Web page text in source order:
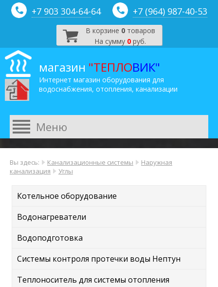
+7 903 304-64-64 +7 (964) 987-40-53
В корзине 0товаров
На сумму 0 руб.
магазин "ТЕПЛОВИК"
Интернет магазин оборудования для
водоснабжения, отопления, канализации
Вы здесь: Канализационные системы
Наружная
канализация
Углы
Котельное оборудование
Водонагреватели
Водоподготовка
Системы контроля протечки воды Нептун
Теплоноситель для системы отопления